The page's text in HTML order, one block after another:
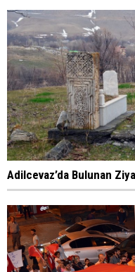
Adilcevaz’da Bulunan